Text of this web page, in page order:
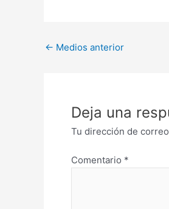
← Medios anterior
Deja una
Tu dirección de
Comentario *